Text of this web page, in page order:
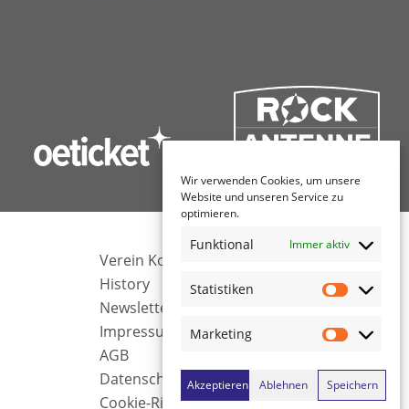
Wir verwenden Cookies, um unsere
Website und unseren Service zu
optimieren.
Funktional Immer aktiv
Statistiken
Marketing
Akzeptieren Ablehnen Speichern
Verein Komma Kultur
History
Newsletter
Impressum
AGB
Datenschutz
Cookie-Richtlinie (EU)